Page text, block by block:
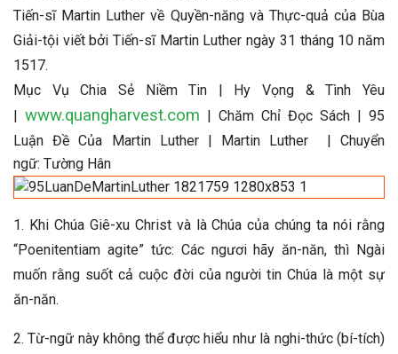
Tiến-sĩ Martin Luther về Quyền-năng và Thực-quả của Bùa
Giải-tội viết bởi Tiến-sĩ Martin Luther ngày 31 tháng 10 năm
1517.
Mục Vụ Chia Sẻ Niềm Tin | Hy Vọng & Tình Yêu
| www.quangharvest.com | Chăm Chỉ Đọc Sách | 95
Luận Đề Của Martin Luther| Martin Luther | Chuyển
ngữ: Tường Hân
1. Khi Chúa Giê-xu Christ và là Chúa của chúng ta nói rằng
“Poenitentiam agite” tức: Các ngươi hãy ăn-năn, thì Ngài
muốn rằng suốt cả cuộc đời của người tin Chúa là một sự
ăn-năn.
2. Từ-ngữ này không thể được hiểu như là nghi-thức (bí-tích)